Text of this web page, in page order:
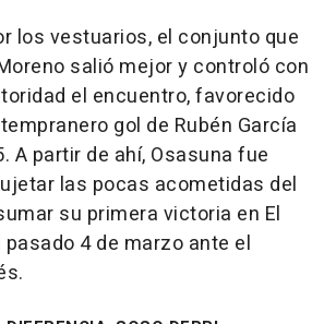
los vestuarios, el conjunto que
salió mejor y controló con
el encuentro, favorecido
gol de Rubén García
A partir de ahí, Osasuna fue
las pocas acometidas del
su primera victoria en El
4 de marzo ante el